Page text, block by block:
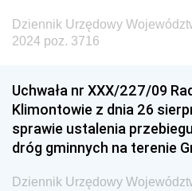
Dziennik Urzędowy
2024 poz. 3716
Uchwała nr XXX/227/09
Klimontowie z dnia 26
sprawie ustalenia
dróg gminnych na terenie
Dziennik Urzędowy